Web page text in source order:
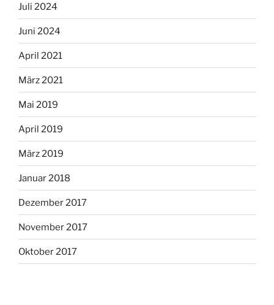
Juli 2024
Juni 2024
April 2021
März 2021
Mai 2019
April 2019
März 2019
Januar 2018
Dezember 2017
November 2017
Oktober 2017